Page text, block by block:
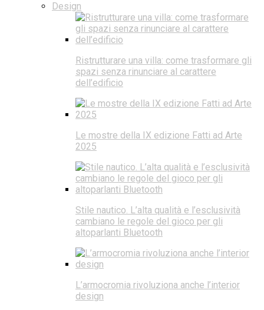
Design
Ristrutturare una villa: come trasformare gli
spazi senza rinunciare al carattere
dell’edificio
Le mostre della IX edizione Fatti ad Arte
2025
Stile nautico. L’alta qualità e l’esclusività
cambiano le regole del gioco per gli
altoparlanti Bluetooth
L’armocromia rivoluziona anche l’interior
design